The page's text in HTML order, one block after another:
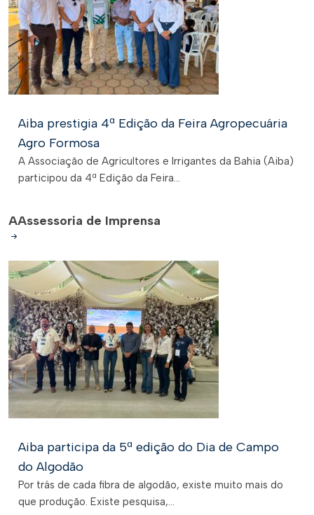
Aiba prestigia 4ª Edição da Feira Agropecuária
Agro Formosa
A Associação de Agricultores e Irrigantes da Bahia (Aiba)
participou da 4ª Edição da Feira...
AAssessoria de Imprensa
Aiba participa da 5ª edição do Dia de Campo
do Algodão
Por trás de cada fibra de algodão, existe muito mais do
que produção. Existe pesquisa,...